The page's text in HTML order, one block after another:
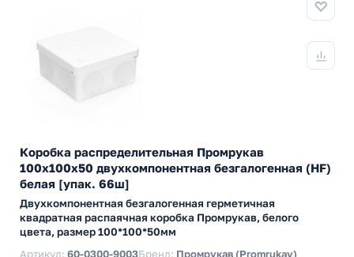
Коробка распределительная Промрукав
100х100х50 двухкомпонентная безгалогенная (HF)
белая [упак. 66ш]
Двухкомпонентная безгалогенная герметичная
квадратная распаячная коробка Промрукав, белого
цвета, размер 100*100*50мм
Артикул: 60-0300-9003Бренд: Промрукав (Promrukav)